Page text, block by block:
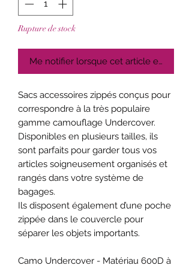
Rupture de stock
Me notifier lorsque cet article est
Sacs accessoires zippés conçus pour
correspondre à la très populaire
gamme camouflage Undercover.
Disponibles en plusieurs tailles, ils
sont parfaits pour garder tous vos
articles soigneusement organisés et
rangés dans votre système de
bagages.
Ils disposent également d’une poche
zippée dans le couvercle pour
séparer les objets importants.
Camo Undercover - Matériau 600D à